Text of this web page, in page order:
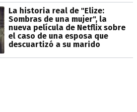
La historia real de "Elize:
Sombras de una mujer", la
nueva película de Netflix sobre
el caso de una esposa que
descuartizó a su marido